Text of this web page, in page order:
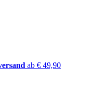
ab € 49,90